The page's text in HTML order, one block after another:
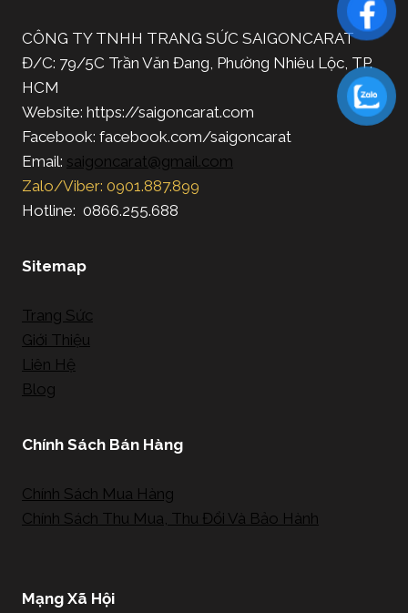
CÔNG TY TNHH TRANG SỨC SAIGONCARAT
Đ/C: 79/5C Trần Văn Đang, Phường Nhiêu Lộc, TP.
HCM
Website: https://saigoncarat.com
Facebook: facebook.com/saigoncarat
Email: saigoncarat@gmail.com
Zalo/Viber: 0901.887.899
Hotline: 0866.255.688
Sitemap
Trang Sức
Giới Thiệu
Liên Hệ
Blog
Chính Sách Bán Hàng
Chính Sách Mua Hàng
Chính Sách Thu Mua, Thu Đổi Và Bảo Hành
Mạng Xã Hội